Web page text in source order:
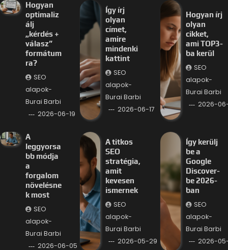
Hogyan
optimaliz
álj
„kérdés +
válasz”
formátum
ra?
SEO
alapok-
Burai Barbi
2026-06-19
Így írj
olyan
címet,
amire
mindenki
kattint
SEO
alapok-
Burai Barbi
2026-06-17
Hogyan írj
olyan
cikket,
ami TOP3-
ba kerül
SEO
alapok-
Burai Barbi
2026-06-
A
leggyorsa
bb módja
a
forgalom
növelésne
k most
SEO
alapok-
Burai Barbi
2026-06-05
A titkos
SEO
stratégia,
amit
kevesen
ismernek
SEO
alapok-
Burai Barbi
2026-05-29
Így kerülj
be a
Google
Discover-
be 2026-
ban
SEO
alapok-
Burai Barbi
2026-